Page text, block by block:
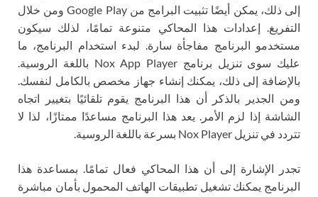
إلى ذلك، يمكن أيضًا تثبيت البرامج من Google Play ومن خلال
التفريغ. إعدادات هذا المحاكي متنوعة تمامًا، لذلك سيكون
مستخدمو البرنامج مفاجأة سارة. لبدء استخدام البرنامج، ما
عليك سوى تنزيل برنامج Nox App Player باللغة الروسية.
بالإضافة إلى ذلك، يمكنك إنشاء جهاز مخصص بالكامل لنفسك.
ومن الجدير بالذكر أن هذا البرنامج يقوم تلقائيًا بتغيير اتجاه
الشاشة إذا لزم الأمر. يعد هذا البرنامج مساعدًا ممتازًا، لذا لا
تتردد في تنزيل Nox Player بسرعة باللغة الروسية.
تجدر الإشارة إلى أن هذا المحاكي فعال تمامًا. بمساعدة هذا
البرنامج يمكنك تشغيل تطبيقات الهاتف المحمول بأمان مباشرة